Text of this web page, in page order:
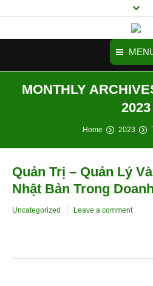
Trang chủ
Dịch vụ
Cảm nhận
Videos
MONTHLY
2023
Home 2023
Quản Trị – Quản Lý
Nhật Bản Trong
Uncategorized Leave a comment